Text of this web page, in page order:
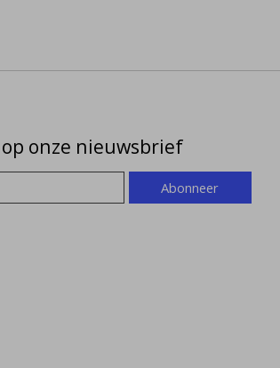
onze nieuwsbrief
Abonneer